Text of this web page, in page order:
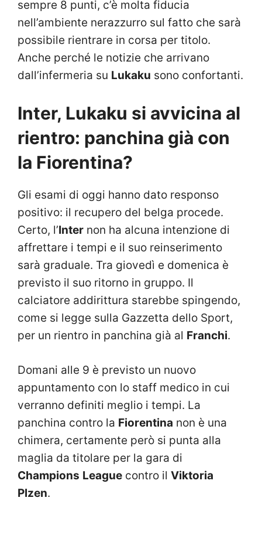
sempre 8 punti, c’è molta fiducia
nell’ambiente nerazzurro sul fatto che sarà
possibile rientrare in corsa per titolo.
Anche perché le notizie che arrivano
dall’infermeria su Lukaku sono confortanti.
Inter, Lukaku si avvicina al
rientro: panchina già con
la Fiorentina?
Gli esami di oggi hanno dato responso
positivo: il recupero del belga procede.
Certo, l’Inter non ha alcuna intenzione di
affrettare i tempi e il suo reinserimento
sarà graduale. Tra giovedì e domenica è
previsto il suo ritorno in gruppo. Il
calciatore addirittura starebbe spingendo,
come si legge sulla Gazzetta dello Sport,
per un rientro in panchina già al Franchi.
Domani alle 9 è previsto un nuovo
appuntamento con lo staff medico in cui
verranno definiti meglio i tempi. La
panchina contro la Fiorentina non è una
chimera, certamente però si punta alla
maglia da titolare per la gara di
Champions League contro il Viktoria
Plzen.